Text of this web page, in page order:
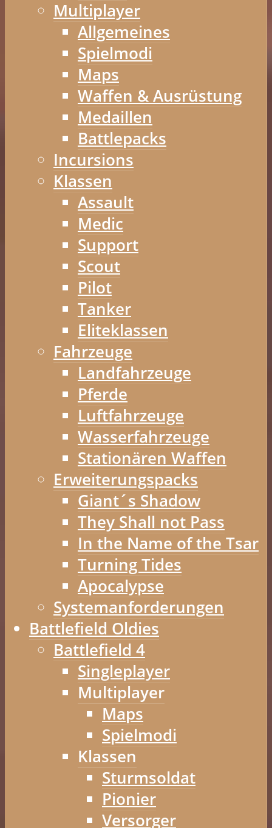
Multiplayer
Allgemeines
Spielmodi
Maps
Waffen & Ausrüstung
Medaillen
Battlepacks
Incursions
Klassen
Assault
Medic
Support
Scout
Pilot
Tanker
Eliteklassen
Fahrzeuge
Landfahrzeuge
Pferde
Luftfahrzeuge
Wasserfahrzeuge
Stationären Waffen
Erweiterungspacks
Giant´s Shadow
They Shall not Pass
In the Name of the Tsar
Turning Tides
Apocalypse
Systemanforderungen
Battlefield Oldies
Battlefield 4
Singleplayer
Multiplayer
Maps
Spielmodi
Klassen
Sturmsoldat
Pionier
Versorger